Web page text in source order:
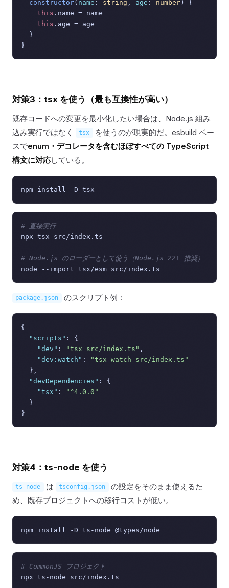
constructor( name : string , age : number ) {
this . name = name
this . age = age
  }
対策3：tsx を使う（最も互換性が高い）
既存コードへの変更を最小化したい場合は、Node.js 組み
込み実行ではなく
tsx
を使うのが現実的だ。esbuild ベー
スでenum・デコレータを含むほぼすべての TypeScript
構文に対応している。
# 直接実行
npx tsx src/index.ts
# Node.js のローダーとして使う（Node.js 22+ 推奨）
package.json のスクリプト例：
{
"scripts" :
{
"dev" : "tsx src/index.ts" ,
"dev:watch" :
"tsx watch src/index.ts"
} ,
"devDependencies" :
{
"tsx" :
"^4.0.0"
}
}
対策4：ts-node を使う
ts-node は tsconfig.json
の設定をそのまま使えるた
め、既存プロジェクトへの移行コストが低い。
# CommonJS プロジェクト
npx ts-node src/index.ts